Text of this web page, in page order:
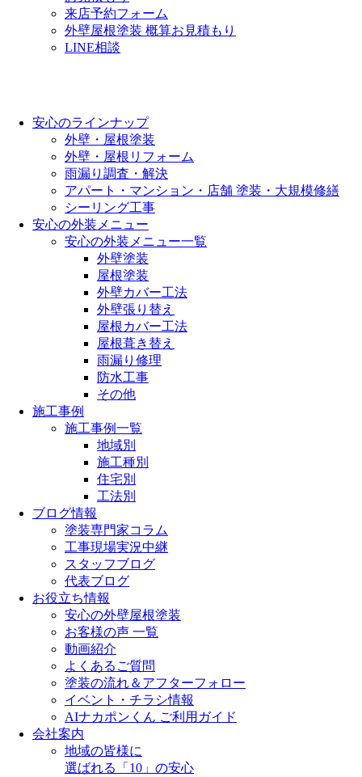
来店予約フォーム
外壁屋根塗装 概算お見積もり
LINE相談
安心のラインナップ
外壁・屋根塗装
外壁・屋根リフォーム
雨漏り調査・解決
アパート・マンション・店舗 塗装・大規模修繕
シーリング工事
安心の外装メニュー
安心の外装メニュー一覧
外壁塗装
屋根塗装
外壁カバー工法
外壁張り替え
屋根カバー工法
屋根葺き替え
雨漏り修理
防水工事
その他
施工事例
施工事例一覧
地域別
施工種別
住宅別
工法別
ブログ情報
塗装専門家コラム
工事現場実況中継
スタッフブログ
代表ブログ
お役立ち情報
安心の外壁屋根塗装
お客様の声 一覧
動画紹介
よくあるご質問
塗装の流れ＆アフターフォロー
イベント・チラシ情報
AIナカポンくん ご利用ガイド
会社案内
地域の皆様に
選ばれる「10」の安心